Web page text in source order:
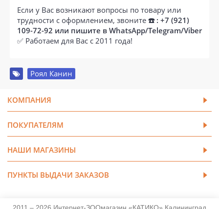
Если у Вас возникают вопросы по товару или
трудности с оформлением, звоните ☎️ : +7 (921)
109-72-92 или пишите в WhatsApp/Telegram/Viber
✅ Работаем для Вас с 2011 года!
Роял Канин
КОМПАНИЯ
ПОКУПАТЕЛЯМ
НАШИ МАГАЗИНЫ
ПУНКТЫ ВЫДАЧИ ЗАКАЗОВ
2011 – 2026 Интернет-ЗООмагазин «КАТИКО» Калининград